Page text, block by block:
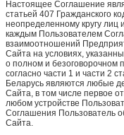
Настоящее Соглашение
статьей 407 Гражданского
неопределенному кругу
каждым Пользователем
взаимоотношений
Сайта на условиях,
о полном и безоговорочном
согласно части 1 и части 2
Беларусь являются любые
Сайта, в том числе первое
любом устройстве
Соглашения Пользователь
Сайта.